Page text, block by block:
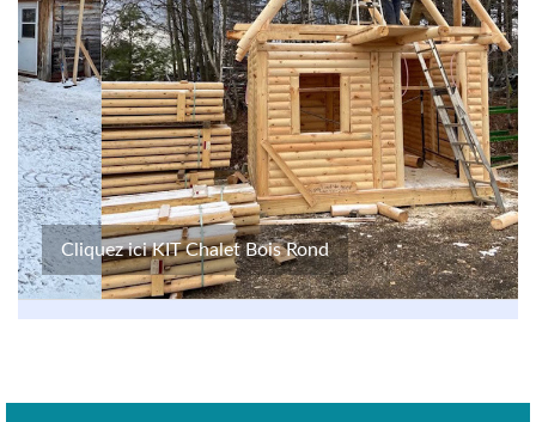
Cliquez ici KIT Chalet Bois Rond